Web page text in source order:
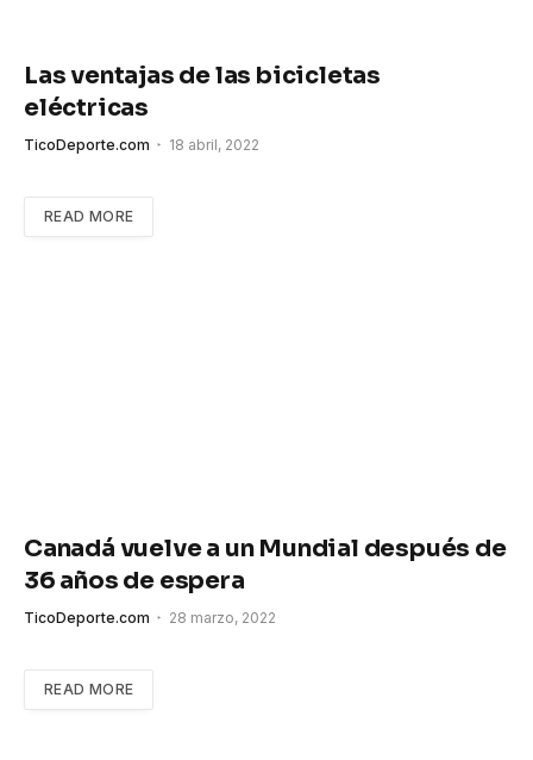
Las ventajas de las bicicletas
eléctricas
TicoDeporte.com 18 abril, 2022
READ MORE
Canadá vuelve a un Mundial después de
36 años de espera
TicoDeporte.com 28 marzo, 2022
READ MORE